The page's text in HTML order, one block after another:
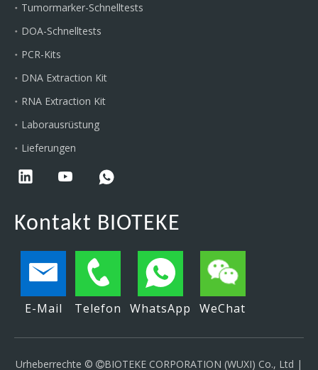
Tumormarker-Schnelltests
DOA-Schnelltests
PCR-Kits
DNA Extraction Kit
RNA Extraction Kit
Laborausrüstung
Lieferungen
Kontakt BIOTEKE
E-Mail Telefon WhatsApp WeChat
Urheberrechte © BIOTEKE CORPORATION (WUXI) Co., Ltd |